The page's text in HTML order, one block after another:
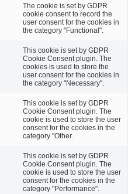
The cookie is set by GDPR
cookie consent to record the
user consent for the cookies in
the category "Functional".
This cookie is set by GDPR
Cookie Consent plugin. The
cookies is used to store the
user consent for the cookies in
the category "Necessary".
This cookie is set by GDPR
Cookie Consent plugin. The
cookie is used to store the user
consent for the cookies in the
category "Other.
This cookie is set by GDPR
Cookie Consent plugin. The
cookie is used to store the user
consent for the cookies in the
category "Performance".